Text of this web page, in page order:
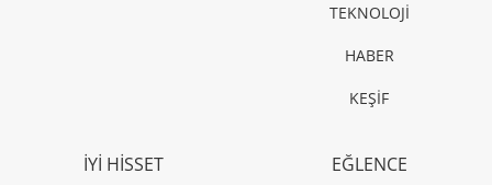
TEKNOLOJİ
HABER
KEŞİF
İYİ HİSSET EĞLENCE